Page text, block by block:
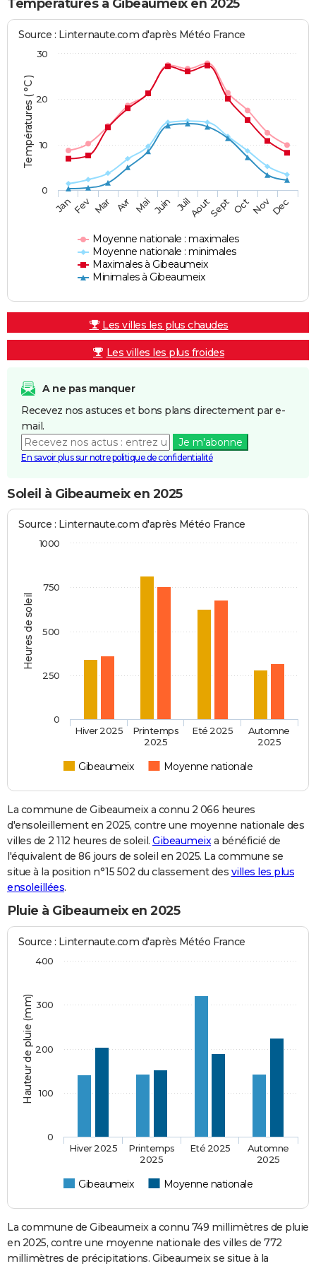
Températures à Gibeaumeix en 2025
Températures ( °C )
Source : Linternaute.com d'après Météo France
Moyenne nationale : maximales
Moyenne nationale : minimales
Maximales à Gibeaumeix
Minimales à Gibeaumeix
JanFev Mar Avr Mai Juin JuilAoutSept OctNovDec
0
10
20
30
Les villes les plus chaudes
Les villes les plus froides
A ne pas manquer
Recevez nos astuces et bons plans directement par e-
mail.
Je m'abonne
En savoir plus sur notre politique de confidentialité
Soleil à Gibeaumeix en 2025
Heures de soleil
Source : Linternaute.com d'après Météo France
Gibeaumeix Moyenne nationale
Hiver 2025
Printemps
2025
Eté 2025
Automne
2025
0
250
500
750
1000
La commune de Gibeaumeix a connu 2 066 heures
d'ensoleillement en 2025, contre une moyenne nationale des
villes de 2 112 heures de soleil. Gibeaumeixa bénéficié de
l'équivalent de 86 jours de soleil en 2025. La commune se
situe à la position n°15 502 du classement des villes les plus
ensoleillées.
Pluie à Gibeaumeix en 2025
Hauteur de pluie (mm)
Source : Linternaute.com d'après Météo France
Gibeaumeix Moyenne nationale
Hiver 2025
Printemps
2025
Eté 2025
Automne
2025
0
100
200
300
400
La commune de Gibeaumeix a connu 749 millimètres de pluie
en 2025, contre une moyenne nationale des villes de 772
millimètres de précipitations. Gibeaumeix se situe à la